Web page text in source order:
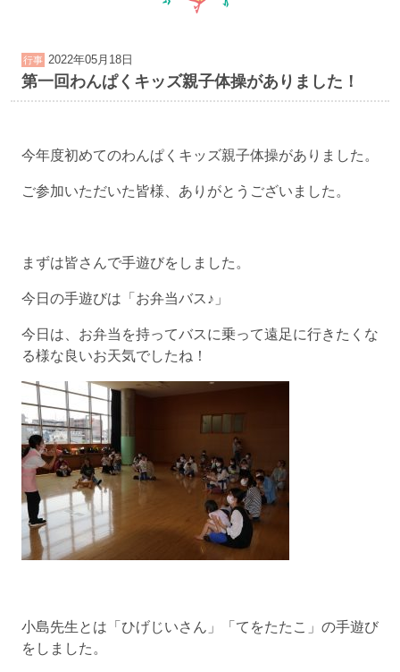
行事 2022年05月18日
第一回わんぱくキッズ親子体操がありました！
今年度初めてのわんぱくキッズ親子体操がありました。
ご参加いただいた皆様、ありがとうございました。
まずは皆さんで手遊びをしました。
今日の手遊びは「お弁当バス♪」
今日は、お弁当を持ってバスに乗って遠足に行きたくな
る様な良いお天気でしたね！
小島先生とは「ひげじいさん」「てをたたこ」の手遊び
をしました。